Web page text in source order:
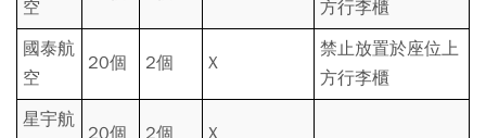
空
方行李櫃
國泰航
空
20個 2個 X
禁止放置於座位上
方行李櫃
星宇航
20個 2個 X